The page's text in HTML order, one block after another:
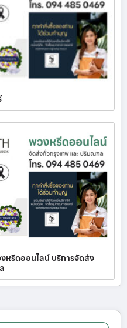
หรีดออนไลน์ บริการจัดส่ง